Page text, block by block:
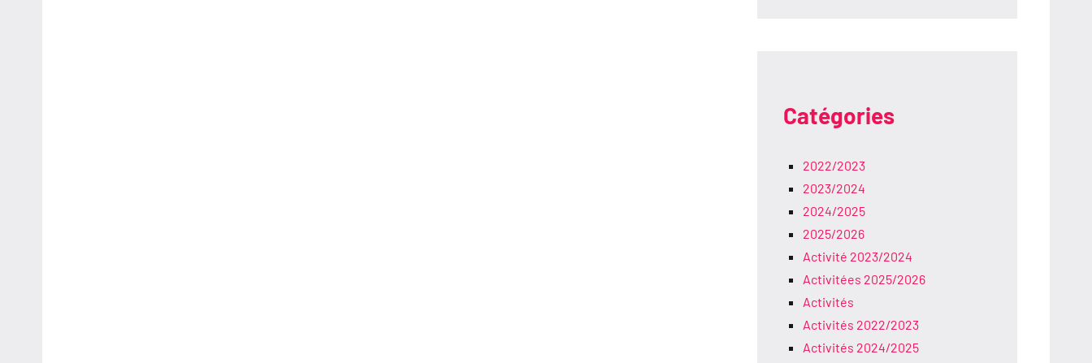
Catégories
2022/2023
2023/2024
2024/2025
2025/2026
Activité 2023/2024
Activitées 2025/2026
Activités
Activités 2022/2023
Activités 2024/2025